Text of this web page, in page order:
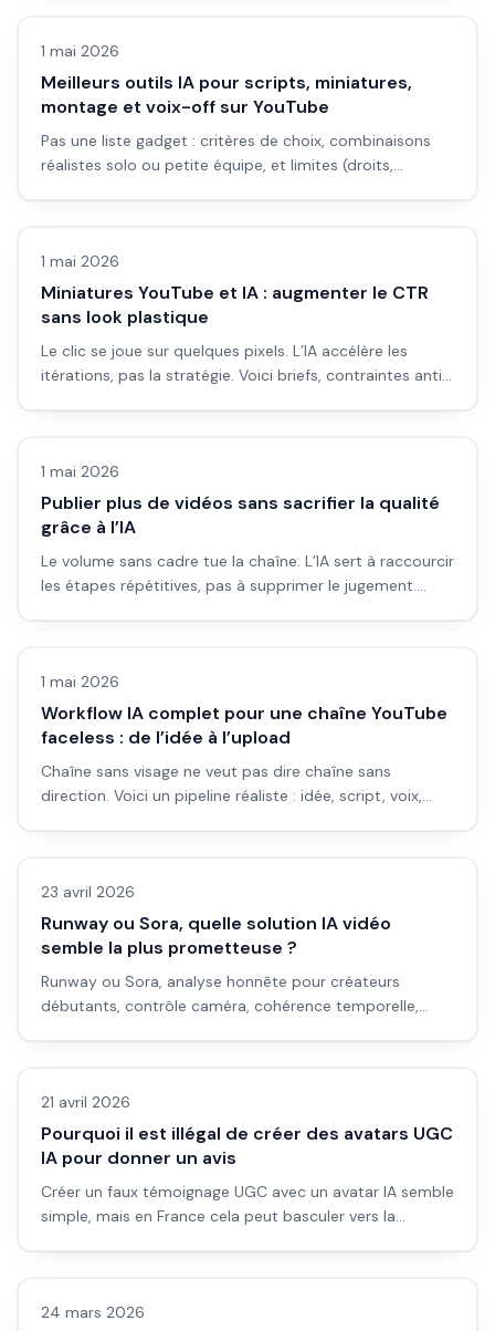
1 mai 2026
Meilleurs outils IA pour scripts, miniatures,
montage et voix-off sur YouTube
Pas une liste gadget : critères de choix, combinaisons
réalistes solo ou petite équipe, et limites (droits,
Vidéo IA
1 mai 2026
Miniatures YouTube et IA : augmenter le CTR
sans look plastique
Le clic se joue sur quelques pixels. L’IA accélère les
itérations, pas la stratégie. Voici briefs, contraintes anti-
Vidéo IA
1 mai 2026
Publier plus de vidéos sans sacrifier la qualité
grâce à l’IA
Le volume sans cadre tue la chaîne. L’IA sert à raccourcir
les étapes répétitives, pas à supprimer le jugement.
Vidéo IA
1 mai 2026
Workflow IA complet pour une chaîne YouTube
faceless : de l’idée à l’upload
Chaîne sans visage ne veut pas dire chaîne sans
direction. Voici un pipeline réaliste : idée, script, voix,
Vidéo IA
23 avril 2026
Runway ou Sora, quelle solution IA vidéo
semble la plus prometteuse ?
Runway ou Sora, analyse honnête pour créateurs
débutants, contrôle caméra, cohérence temporelle,
Vidéo IA
21 avril 2026
Pourquoi il est illégal de créer des avatars UGC
IA pour donner un avis
Créer un faux témoignage UGC avec un avatar IA semble
simple, mais en France cela peut basculer vers la
Vidéo IA
24 mars 2026